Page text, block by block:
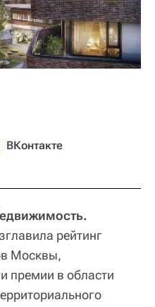
ВКонтакте
рейтинг
Москвы,
премии в области